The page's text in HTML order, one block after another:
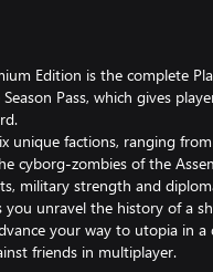
Edition is the complete
Pass, which gives
unique factions, ranging
cyborg-zombies of the
military strength and
unravel the history of a
your way to utopia in a
friends in multiplayer.